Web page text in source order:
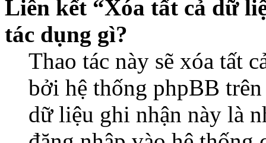
Liên kết “Xóa tất cả dữ
tác dụng gì?
Thao tác này sẽ xóa tất
bởi hệ thống phpBB
dữ liệu ghi nhận này là